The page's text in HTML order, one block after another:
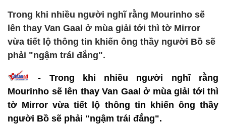
Trong khi nhiều người nghĩ rằng Mourinho sẽ
lên thay Van Gaal ở mùa giải tới thì tờ Mirror
vừa tiết lộ thông tin khiến ông thầy người Bồ sẽ
phải "ngậm trái đắng".
- Trong khi nhiều người nghĩ rằng
Mourinho sẽ lên thay Van Gaal ở mùa giải tới thì
tờ Mirror vừa tiết lộ thông tin khiến ông thầy
người Bồ sẽ phải "ngậm trái đắng".